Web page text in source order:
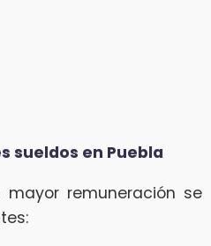
sueldos en Puebla
mayor remuneración se